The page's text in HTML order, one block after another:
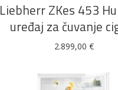
Liebherr ZKes 453
uređaj za čuvanje
2.899,00 €